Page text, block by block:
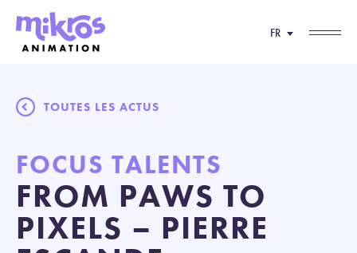
FR
TOUTES LES ACTUS
FOCUS TALENTS
FROM PAWS TO
PIXELS – PIERRE